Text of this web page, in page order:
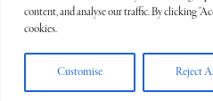
content, and analyse our traffic. By clicking
cookies.
Customise Reject
Copyright ©2026 Galerie Xavier